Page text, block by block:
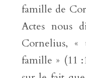
famille de
Actes nous
Cornelius,
famille » (11